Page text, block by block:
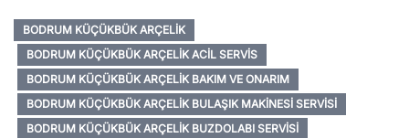
BODRUM KÜÇÜKBÜK ARÇELIK
BODRUM KÜÇÜKBÜK ARÇELIK ACIL SERVIS
BODRUM KÜÇÜKBÜK ARÇELIK BAKIM VE ONARIM
BODRUM KÜÇÜKBÜK ARÇELIK BULAŞIK MAKINESI SERVISI
BODRUM KÜÇÜKBÜK ARÇELIK BUZDOLABI SERVISI